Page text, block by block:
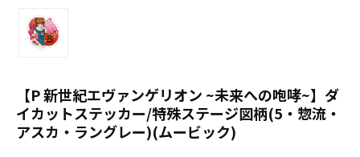
【P 新世紀エヴァンゲリオン ~未来への咆哮~】ダ
イカットステッカー/特殊ステージ図柄(5・惣流・
アスカ・ラングレー)(ムービック)